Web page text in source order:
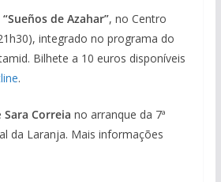
“Sueños de Azahar”, no Centro
integrado no programa do
Bilhete a 10 euros disponíveis
.
Sara Correia no arranque da 7ª
da Laranja. Mais informações